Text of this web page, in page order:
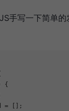
手写一下简单
{
= [];